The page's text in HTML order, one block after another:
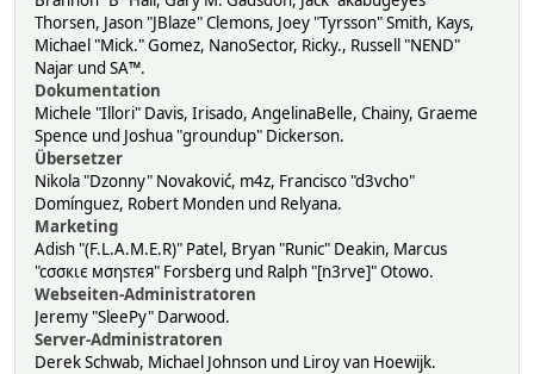
Thorsen, Jason "JBlaze" Clemons, Joey "Tyrsson" Smith, Kays,
Michael "Mick." Gomez, NanoSector, Ricky., Russell "NEND"
Najar und SA™.
Dokumentation
Michele "Illori" Davis, Irisado, AngelinaBelle, Chainy, Graeme
Spence und Joshua "groundup" Dickerson.
Übersetzer
Nikola "Dzonny" Novaković, m4z, Francisco "d3vcho"
Domínguez, Robert Monden und Relyana.
Marketing
Adish "(F.L.A.M.E.R)" Patel, Bryan "Runic" Deakin, Marcus
"cσσкιє мσηѕтєя" Forsberg und Ralph "[n3rve]" Otowo.
Webseiten-Administratoren
Jeremy "SleePy" Darwood.
Server-Administratoren
Derek Schwab, Michael Johnson und Liroy van Hoewijk.